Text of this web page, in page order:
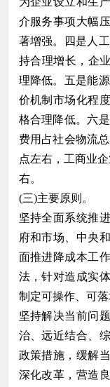
介服务事项大幅
著增强。四是人
持合理增长，企
理降低。五是能
价机制市场化程
格合理降低。六
费用占社会物流
点左右，工商业
右。
(三)主要原则。
坚持全面系统推
府和市场、中央
面推进降成本工
法，针对造成实
制定可操作、可
坚持解决当前问
治、远近结合、
政策措施，缓解
深化改革，营造